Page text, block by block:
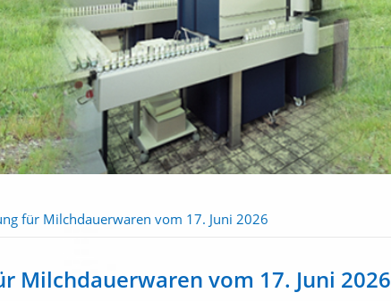
für Milchdauerwaren vom 17. Juni 2026
Milchdauerwaren vom 17. Juni 2026